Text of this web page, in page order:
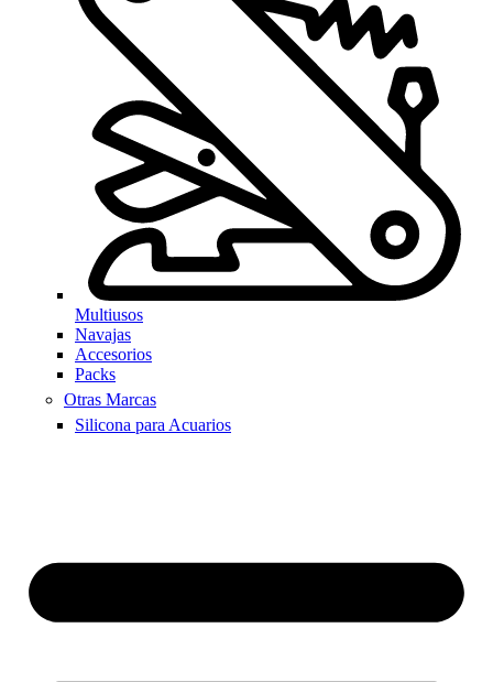
Multiusos
Navajas
Accesorios
Packs
Otras Marcas
Silicona para Acuarios